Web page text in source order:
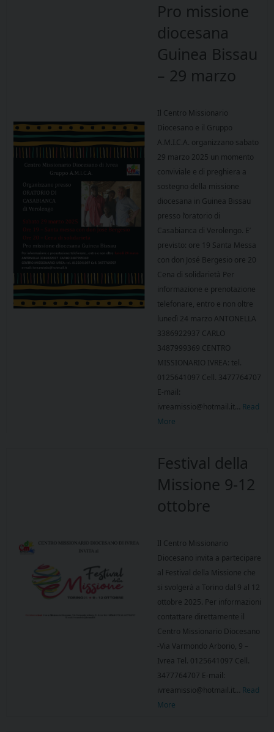
Pro missione
diocesana
Guinea Bissau
– 29 marzo
Il Centro Missionario
Diocesano e il Gruppo
A.M.I.C.A. organizzano sabato
29 marzo 2025 un momento
conviviale e di preghiera a
sostegno della missione
diocesana in Guinea Bissau
presso l’oratorio di
Casabianca di Verolengo. E’
previsto: ore 19 Santa Messa
con don José Bergesio ore 20
Cena di solidarietà Per
informazione e prenotazione
telefonare, entro e non oltre
lunedì 24 marzo ANTONELLA
3386922937 CARLO
3487999369 CENTRO
MISSIONARIO IVREA: tel.
0125641097 Cell. 3477764707
E-mail:
ivreamissio@hotmail.it… Read
More
Festival della
Missione 9-12
ottobre
Il Centro Missionario
Diocesano invita a partecipare
al Festival della Missione che
si svolgerà a Torino dal 9 al 12
ottobre 2025. Per informazioni
contattare direttamente il
Centro Missionario Diocesano
-Via Varmondo Arborio, 9 –
Ivrea Tel. 0125641097 Cell.
3477764707 E-mail:
ivreamissio@hotmail.it… Read
More